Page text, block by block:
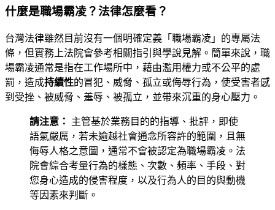
什麼是職場霸凌？法律怎麼看？
台灣法律雖然目前沒有一個明確定義「職場霸凌」的專屬法
條，但實務上法院會參考相關指引與學說見解。簡單來說，職
場霸凌通常是指在工作場所中，藉由濫用權力或不公平的處
罰，造成持續性的冒犯、威脅、孤立或侮辱行為，使受害者感
到受挫、被威脅、羞辱、被孤立，並帶來沉重的身心壓力。
請注意：
主管基於業務目的的指導、批評，即使
語氣嚴厲，若未逾越社會通念所容許的範圍，且無
侮辱人格之意圖，通常不會被認定為職場霸凌。法
院會綜合考量行為的樣態、次數、頻率、手段、對
您身心造成的侵害程度，以及行為人的目的與動機
等因素來判斷。